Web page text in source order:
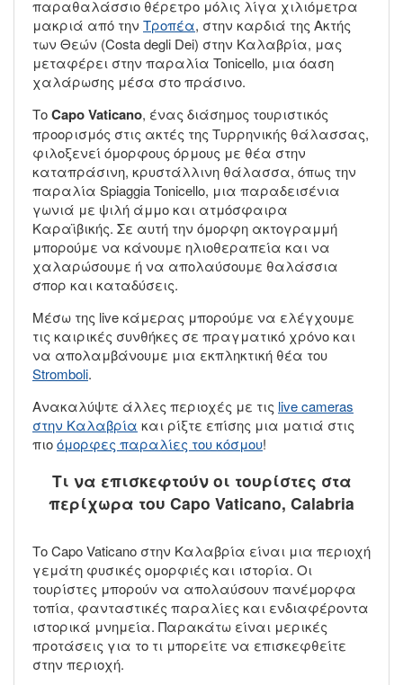
παραθαλάσσιο θέρετρο μόλις λίγα χιλιόμετρα
μακριά από την Τροπέα, στην καρδιά της Ακτής
των Θεών (Costa degli Dei) στην Καλαβρία, μας
μεταφέρει στην παραλία Tonicello, μια όαση
χαλάρωσης μέσα στο πράσινο.
ΤοCapo Vaticano, ένας διάσημος τουριστικός
προορισμός στις ακτές της Τυρρηνικής θάλασσας,
φιλοξενεί όμορφους όρμους με θέα στην
καταπράσινη, κρυστάλλινη θάλασσα, όπως την
παραλία Spiaggia Tonicello, μια παραδεισένια
γωνιά με ψιλή άμμο και ατμόσφαιρα
Καραϊβικής. Σε αυτή την όμορφη ακτογραμμή
μπορούμε να κάνουμε ηλιοθεραπεία και να
χαλαρώσουμε ή να απολαύσουμε θαλάσσια
σπορ και καταδύσεις.
Μέσω της live κάμερας μπορούμε να ελέγχουμε
τις καιρικές συνθήκες σε πραγματικό χρόνο και
να απολαμβάνουμε μια εκπληκτική θέα του
Stromboli.
Ανακαλύψτε άλλες περιοχές με τις live cameras
στην Καλαβρία και ρίξτε επίσης μια ματιά στις
πιοόμορφες παραλίες του κόσμου!
Τι να επισκεφτούν οι τουρίστες στα
περίχωρα του Capo Vaticano, Calabria
Το Capo Vaticano στην Καλαβρία είναι μια περιοχή
γεμάτη φυσικές ομορφιές και ιστορία. Οι
τουρίστες μπορούν να απολαύσουν πανέμορφα
τοπία, φανταστικές παραλίες και ενδιαφέροντα
ιστορικά μνημεία. Παρακάτω είναι μερικές
προτάσεις για το τι μπορείτε να επισκεφθείτε
στην περιοχή.